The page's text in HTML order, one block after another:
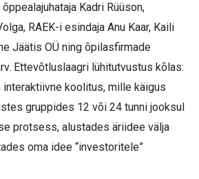
Kadri Rüüson,
RAEK-i esindaja Anu Kaar, Kaili
Jäätis OÜ ning õpilasfirmade
Ettevõtluslaagri lühitutvustus kõlas:
interaktiivne koolitus, mille käigus
gruppides 12 või 24 tunni jooksul
protsess, alustades äriidee välja
oma idee “investoritele”